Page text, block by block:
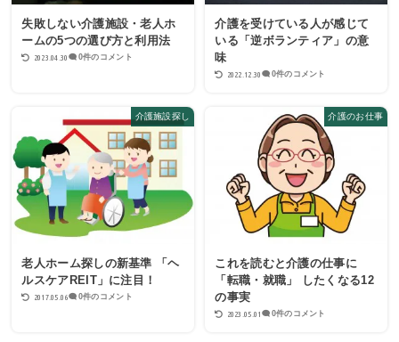
失敗しない介護施設・老人ホ
ームの5つの選び方と利用法
2023.04.30 0件のコメント
介護を受けている人が感じて
いる「逆ボランティア」の意
味
2022.12.30 0件のコメント
介護施設探し
老人ホーム探しの新基準 「ヘ
ルスケアREIT」に注目！
2017.05.06 0件のコメント
介護のお仕事
これを読むと介護の仕事に
「転職・就職」 したくなる12
の事実
2023.05.01 0件のコメント